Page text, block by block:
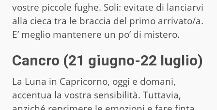
vostre piccole fughe. Soli: evitate di lanciarvi
alla cieca tra le braccia del primo arrivato/a.
E’ meglio mantenere un po’ di mistero.
Cancro (21 giugno-22 luglio)
La Luna in Capricorno, oggi e domani,
accentua la vostra sensibilità. Tuttavia,